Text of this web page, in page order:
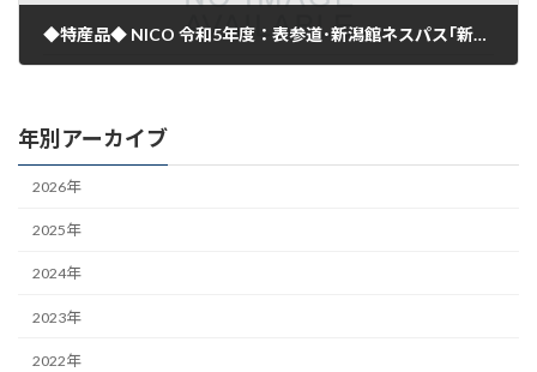
◆特産品◆ NICO 令和5年度：表参道･新潟館ネスパス｢新潟食楽園｣及び新潟県関西情報発信拠点「新潟をこめ」テスト販売のご案内
年別アーカイブ
2026年
2025年
2024年
2023年
2022年